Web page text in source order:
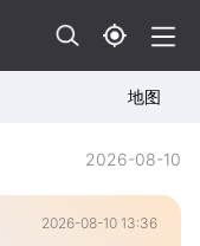
地图
2026-08-10
2026-08-10 13:36